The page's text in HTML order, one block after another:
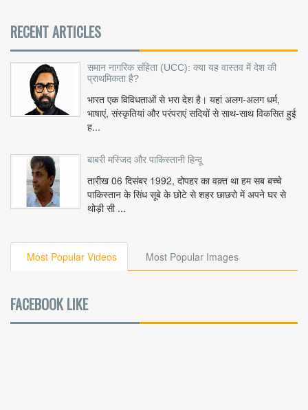
RECENT ARTICLES
समान नागरिक संहिता (UCC): क्या यह वास्तव में देश की
प्राथमिकता है?
भारत एक विविधताओं से भरा देश है। यहां अलग-अलग धर्म,
भाषाएं, संस्कृतियां और परंपराएं सदियों से साथ-साथ विकसित हुई
ह...
बाबरी मस्जिद और पाकिस्तानी हिन्दू
तारीख 06 दिसंबर 1992, दोपहर का वक़्त था हम सब बच्चे
पाकिस्तान के सिंध सूबे के छोटे से शहर छाछरो में अपने घर से
थोड़ी सी ...
Most Popular Videos Most Popular Images
FACEBOOK LIKE